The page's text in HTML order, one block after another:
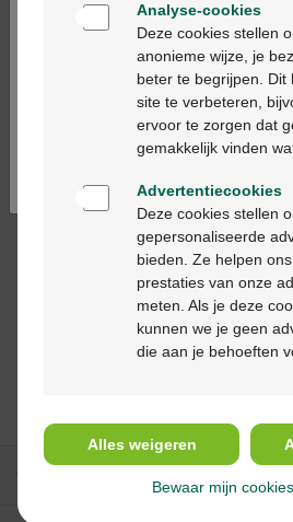
Op werkdagen vóór 12u
werkdag geleverd
levering in je
levering thuis vanaf €55
betalen
Productbeschrijving
Bienvenue
Ga verder in het
Continuez en
Analyse-cookies
Deze cookies stellen
anonieme wijze, je
beter te begrijpen. Dit
site te verbeteren,
ervoor te zorgen dat
gemakkelijk vinden
Advertentiecookies
Deze cookies stellen
gepersonaliseerde
bieden. Ze helpen
prestaties van onze
meten. Als je deze
kunnen we je geen
die aan je behoeften
Alles weigeren
Bewaar mijn